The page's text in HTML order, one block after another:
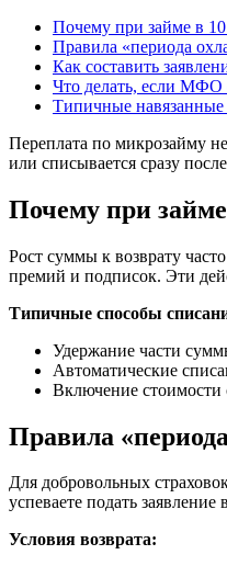
Почему при займе в
Правила «периода
Как составить
Что делать, если МФО
Типичные
Переплата по микрозайму
или списывается сразу
Почему при
Рост суммы к возврату
премий и подписок. Эти
Типичные способы
Удержание части
Автоматические
Включение стоимости
Правила
Для добровольных
успеваете подать
Условия возврата: